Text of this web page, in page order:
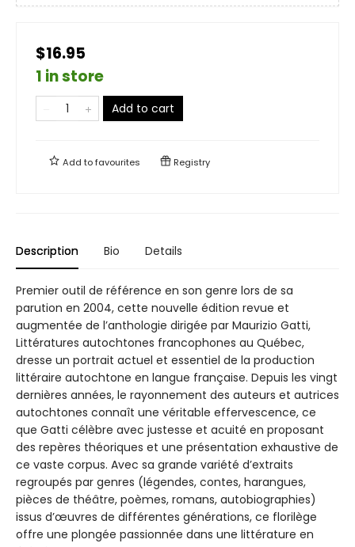
$16.95
1 in store
Add to cart
Add tofavourites Registry
Description Bio Details
Premier outil de référence en son genre lors de sa
parution en 2004, cette nouvelle édition revue et
augmentée de l’anthologie dirigée par Maurizio Gatti,
Littératures autochtones francophones au Québec,
dresse un portrait actuel et essentiel de la production
littéraire autochtone en langue française. Depuis les vingt
dernières années, le rayonnement des auteurs et autrices
autochtones connaît une véritable effervescence, ce
que Gatti célèbre avec justesse et acuité en proposant
des repères théoriques et une présentation exhaustive de
ce vaste corpus. Avec sa grande variété d’extraits
regroupés par genres (légendes, contes, harangues,
pièces de théâtre, poèmes, romans, autobiographies)
issus d’œuvres de différentes générations, ce florilège
offre une plongée passionnée dans une littérature en